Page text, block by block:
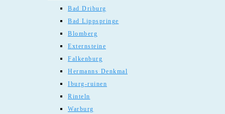
Bad Driburg
Bad Lippspringe
Blomberg
Externsteine
Falkenburg
Hermanns Denkmal
Iburg-ruinen
Rinteln
Warburg